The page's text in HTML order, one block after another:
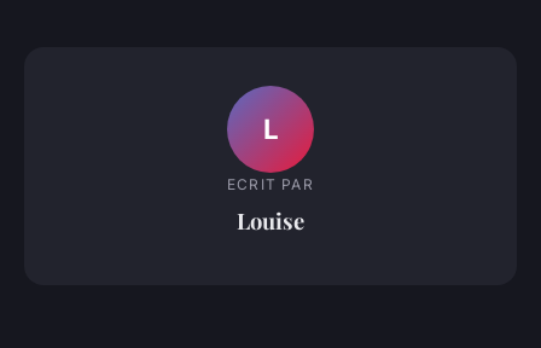
L
ECRIT PAR
Louise